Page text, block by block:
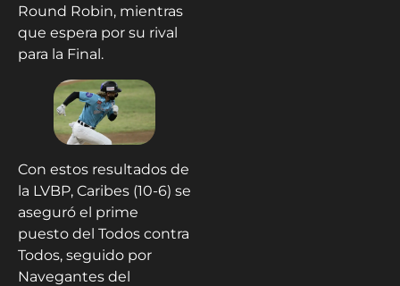
Round Robin, mientras
que espera por su rival
para la Final.
Con estos resultados de
la LVBP, Caribes (10-6) se
aseguró el prime
puesto del Todos contra
Todos, seguido por
Navegantes del